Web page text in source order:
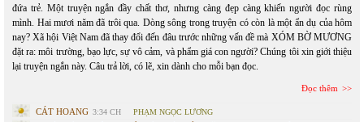
đứa trẻ. Một truyện ngắn đầy chất thơ, nhưng càng đẹp càng khiến người đọc rùng
mình. Hai mươi năm đã trôi qua. Dòng sông trong truyện có còn là một ẩn dụ của hôm
nay? Xã hội Việt Nam đã thay đổi đến đâu trước những vấn đề mà XÓM BỜ MƯƠNG
đặt ra: môi trường, bạo lực, sự vô cảm, và phẩm giá con người? Chúng tôi xin giới thiệu
lại truyện ngắn này. Câu trả lời, có lẽ, xin dành cho mỗi bạn đọc.
Đọc thêm
CÁT HOANG 3:34 CH PHẠM NGỌC LƯƠNG